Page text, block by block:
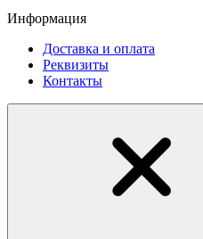
Информация
Доставка и оплата
Реквизиты
Контакты